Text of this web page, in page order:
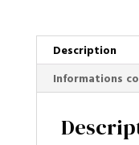
GREATDescription
Informations